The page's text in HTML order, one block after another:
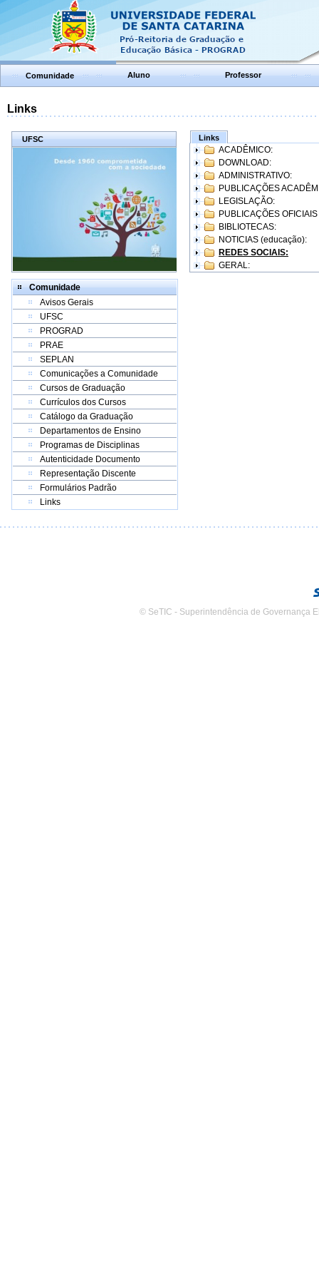
Comunidade Aluno Professor
Links
UFSC
Comunidade
Avisos Gerais
UFSC
PROGRAD
PRAE
SEPLAN
Comunicações a Comunidade
Cursos de Graduação
Currículos dos Cursos
Catálogo da Graduação
Departamentos de Ensino
Programas de Disciplinas
Autenticidade Documento
Representação Discente
Formulários Padrão
Links
Links
ACADÊMICO:
DOWNLOAD:
ADMINISTRATIVO:
PUBLICAÇÕES
LEGISLAÇÃO:
PUBLICAÇÕES
BIBLIOTECAS:
NOTICIAS (educação):
REDES SOCIAIS:
GERAL:
© SeTIC - Superintendência de Governança